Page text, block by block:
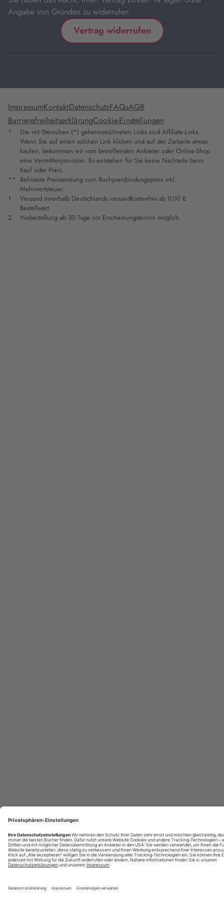
Angabe von Gründen zu widerrufen.
Vertrag widerrufen
ImpressumKontaktDatenschutzFAQsAGB
BarrierefreiheitserklärungCookie-Einstellungen
*
Die mit Sternchen (*) gekennzeichneten Links sind Affiliate-Links.
Wenn Sie auf einen solchen Link klicken und auf der Zielseite etwas
kaufen, bekommen wir vom betreffenden Anbieter oder Online-Shop
eine Vermittlerprovision. Es entstehen für Sie keine Nachteile beim
Kauf oder Preis.
** Befristete Preissenkung zum Buchpreisbindungspreis inkl.
Mehrwertsteuer.
1
Versand innerhalb Deutschlands versandkostenfrei ab 9,00 €
Bestellwert.
2
Vorbestellung ab 30 Tage vor Erscheinungstermin möglich.